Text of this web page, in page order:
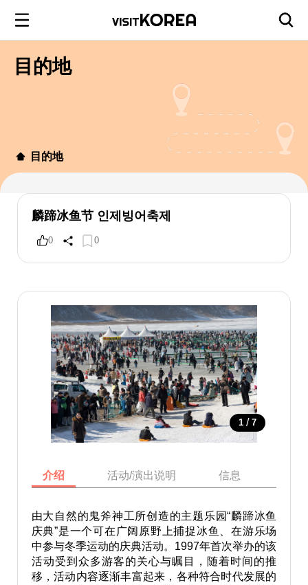
目的地
目的地
麟蹄冰鱼节 인제빙어축제
0 0
1 / 7
介绍 活动/演出说明 信息
由大自然的鬼斧神工所创造的主题乐园“麟蹄冰鱼
庆典”是一个可在广阔原野上捕捉冰鱼、在游乐场
中参与冬季运动的庆典活动。1997年首次举办的该
活动受到众多游客的关心与瞩目，随着时间的推
移，活动内容逐渐丰富起来，各种符合时代发展的